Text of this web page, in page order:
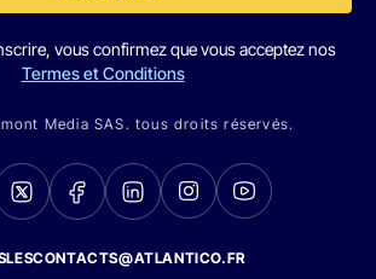
vous confirmez que vous acceptez nos
Termes et Conditions
Media SAS. tous droits réservés.